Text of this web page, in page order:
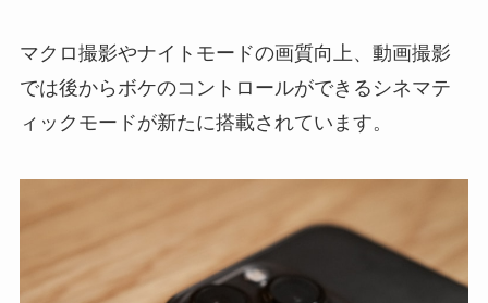
マクロ撮影やナイトモードの画質向上、動画撮影
では後からボケのコントロールができるシネマテ
ィックモードが新たに搭載されています。